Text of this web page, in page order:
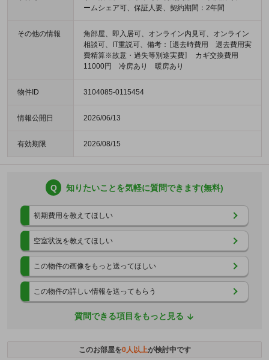
ームシェア可、保証人要、契約期間：2年間
その他の情報
角部屋、即入居可、オンライン内見可、オンライン
相談可、IT重説可、備考：［退去時費用 退去費用実
費精算※故意・過失等別途実費］ カギ交換費用
11000円 冷房あり 暖房あり
物件ID 3104085-0115454
情報公開日 2026/06/13
有効期限 2026/08/15
Q 知りたいことを気軽に質問できます(無料)
初期費用を教えてほしい
空室状況を教えてほしい
この物件の画像をもっと送ってほしい
この物件の詳しい情報を送ってもらう
質問できる項目をもっと見る
このお部屋を0人以上が検討中です